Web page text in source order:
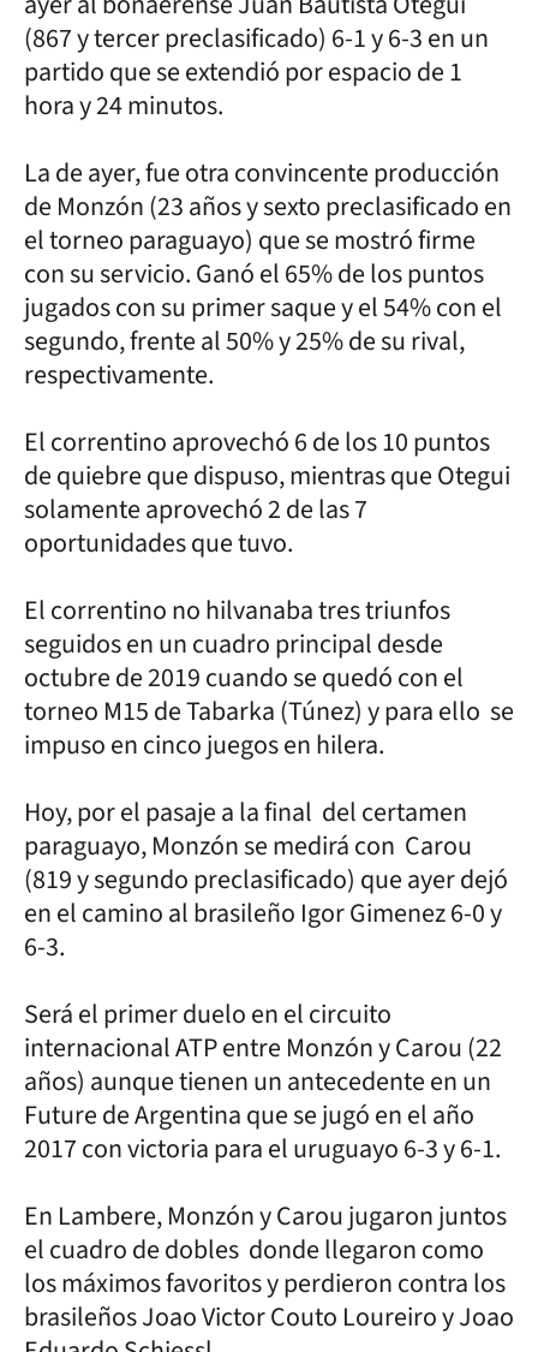
(867 y tercer preclasificado) 6-1 y 6-3 en un
partido que se extendió por espacio de 1
hora y 24 minutos.
La de ayer, fue otra convincente producción
de Monzón (23 años y sexto preclasificado en
el torneo paraguayo) que se mostró firme
con su servicio. Ganó el 65% de los puntos
jugados con su primer saque y el 54% con el
segundo, frente al 50% y 25% de su rival,
respectivamente.
El correntino aprovechó 6 de los 10 puntos
de quiebre que dispuso, mientras que Otegui
solamente aprovechó 2 de las 7
oportunidades que tuvo.
El correntino no hilvanaba tres triunfos
seguidos en un cuadro principal desde
octubre de 2019 cuando se quedó con el
torneo M15 de Tabarka (Túnez) y para ello se
impuso en cinco juegos en hilera.
Hoy, por el pasaje a la final del certamen
paraguayo, Monzón se medirá con Carou
(819 y segundo preclasificado) que ayer dejó
en el camino al brasileño Igor Gimenez 6-0 y
6-3.
Será el primer duelo en el circuito
internacional ATP entre Monzón y Carou (22
años) aunque tienen un antecedente en un
Future de Argentina que se jugó en el año
2017 con victoria para el uruguayo 6-3 y 6-1.
En Lambere, Monzón y Carou jugaron juntos
el cuadro de dobles donde llegaron como
los máximos favoritos y perdieron contra los
brasileños Joao Victor Couto Loureiro y Joao